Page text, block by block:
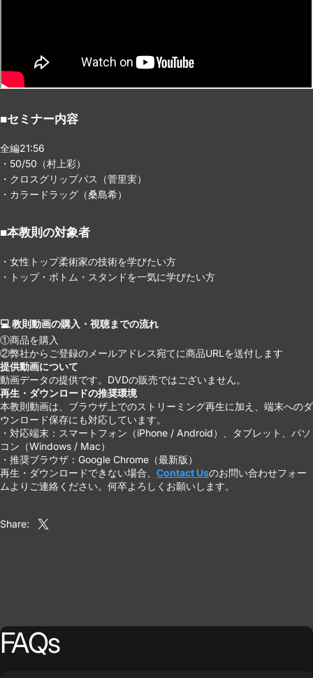
■セミナー内容
全編21:56
・50/50（村上彩）
・クロスグリップパス（菅里実）
・カラードラッグ（桑島希）
■本教則の対象者
・女性トップ柔術家の技術を学びたい方
・トップ・ボトム・スタンドを一気に学びたい方
💻 教則動画の購入・視聴までの流れ
①商品を購入
②弊社からご登録のメールアドレス宛てに商品URLを送付します
提供動画について
動画データの提供です。DVDの販売ではございません。
再生・ダウンロードの推奨環境
本教則動画は、ブラウザ上でのストリーミング再生に加え、端末へのダ
ウンロード保存にも対応しています。
・対応端末：スマートフォン（iPhone / Android）、タブレット、パソ
コン（Windows / Mac）
・推奨ブラウザ：Google Chrome（最新版）
再生・ダウンロードできない場合、 Contact Usのお問い合わせフォー
ムよりご連絡ください。何卒よろしくお願いします。
Share: Share on X
FAQs